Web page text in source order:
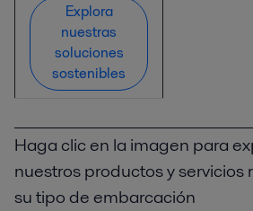
Explora
nuestras
soluciones
sostenibles
Haga clic en la imagen para
nuestros productos y servicios
su tipo de embarcación